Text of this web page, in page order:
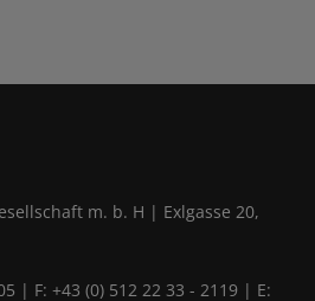
m. b. H | Exlgasse 20,
| F: +43 (0) 512 22 33 - 2119 | E: